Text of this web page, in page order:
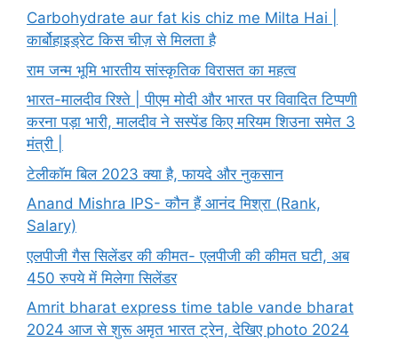
Carbohydrate aur fat kis chiz me Milta Hai |
कार्बोहाइड्रेट किस चीज़ से मिलता है
राम जन्म भूमि भारतीय सांस्कृतिक विरासत का महत्व
भारत-मालदीव रिश्ते | पीएम मोदी और भारत पर विवादित टिप्पणी
करना पड़ा भारी, मालदीव ने सस्पेंड किए मरियम शिउना समेत 3
मंत्री |
टेलीकॉम बिल 2023 क्या है, फायदे और नुकसान
Anand Mishra IPS- कौन हैं आनंद मिश्रा (Rank,
Salary)
एलपीजी गैस सिलेंडर की कीमत- एलपीजी की कीमत घटी, अब
450 रुपये में मिलेगा सिलेंडर
Amrit bharat express time table vande bharat
2024 आज से शुरू अमृत भारत ट्रेन, देखिए photo 2024